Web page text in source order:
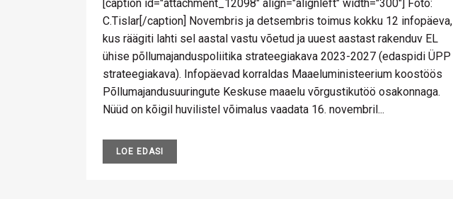
[caption id="attachment_12098" align="alignleft" width="300"] Foto:
C.Tislar[/caption] Novembris ja detsembris toimus kokku 12 infopäeva,
kus räägiti lahti sel aastal vastu võetud ja uuest aastast rakenduv EL
ühise põllumajanduspoliitika strateegiakava 2023-2027 (edaspidi ÜPP
strateegiakava). Infopäevad korraldas Maaeluministeerium koostöös
Põllumajandusuuringute Keskuse maaelu võrgustikutöö osakonnaga.
Nüüd on kõigil huvilistel võimalus vaadata 16. novembril...
LOE EDASI